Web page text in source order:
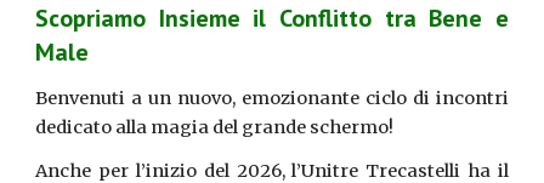
Scopriamo Insieme il Conflitto tra Bene e
Male
Benvenuti a un nuovo, emozionante ciclo di incontri
dedicato alla magia del grande schermo!
Anche per l’inizio del 2026, l’Unitre Trecastelli ha il